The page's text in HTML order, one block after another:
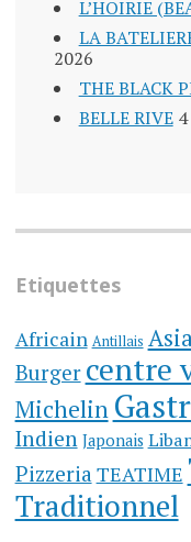
L’HOIRIE
LA
2026
THE BLACK
BELLE RIVE
Etiquettes
Africain Antillais
Burger centre
Michelin
Indien Japonais
Pizzeria TEATIME
Traditionnel